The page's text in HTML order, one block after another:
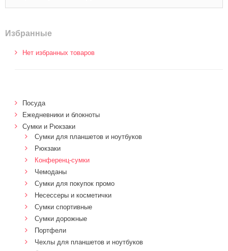
Избранные
Нет избранных товаров
Посуда
Ежедневники и блокноты
Сумки и Рюкзаки
Сумки для планшетов и ноутбуков
Рюкзаки
Конференц-сумки
Чемоданы
Сумки для покупок промо
Несессеры и косметички
Сумки спортивные
Сумки дорожные
Портфели
Чехлы для планшетов и ноутбуков